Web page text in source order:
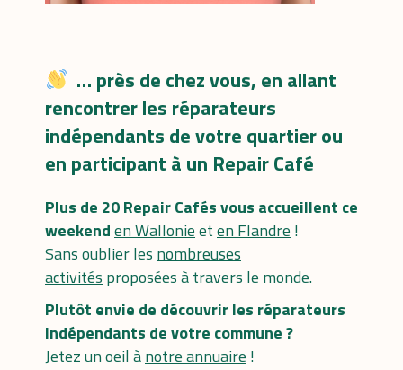
… près de chez vous, en allant
rencontrer les réparateurs
indépendants de votre quartier ou
en participant à un Repair Café
Plus de 20 Repair Cafés vous accueillent ce
weekenden Wallonieeten Flandre !
Sans oublier les nombreuses
activités proposées à travers le monde.
Plutôt envie de découvrir les réparateurs
indépendants de votre commune ?
Jetez un oeil ànotre annuaire !